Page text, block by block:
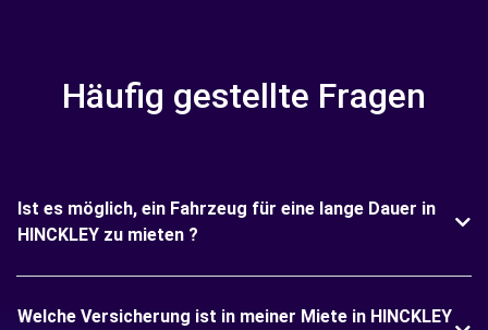
Häufig gestellte Fragen
Ist es möglich, ein Fahrzeug für eine lange Dauer in
HINCKLEY zu mieten ?
Welche Versicherung ist in meiner Miete in HINCKLEY